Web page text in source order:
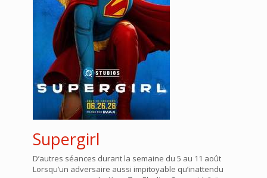
Supergirl
D’autres séances durant la semaine du 5 au 11 août
Lorsqu’un adversaire aussi impitoyable qu’inattendu